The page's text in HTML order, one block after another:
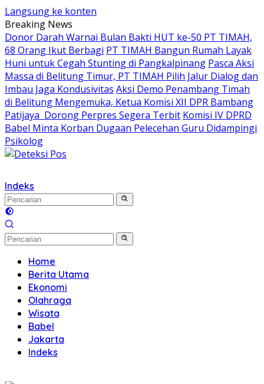
Langsung ke konten
Breaking News
Donor Darah Warnai Bulan Bakti HUT ke-50 PT TIMAH,
68 Orang Ikut Berbagi PT TIMAH Bangun Rumah Layak
Huni untuk Cegah Stunting di Pangkalpinang Pasca Aksi
Massa di Belitung Timur, PT TIMAH Pilih Jalur Dialog dan
Imbau Jaga Kondusivitas Aksi Demo Penambang Timah
di Belitung Mengemuka, Ketua Komisi XII DPR Bambang
Patijaya Dorong Perpres Segera Terbit Komisi IV DPRD
Babel Minta Korban Dugaan Pelecehan Guru Didampingi
Psikolog
Indeks
Home
Berita Utama
Ekonomi
Olahraga
Wisata
Babel
Jakarta
Indeks